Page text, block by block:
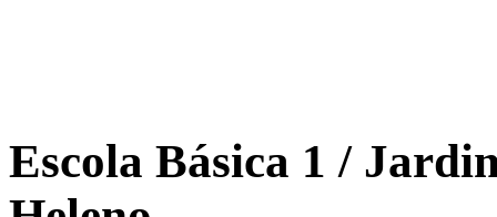
Escola Básica 1 /